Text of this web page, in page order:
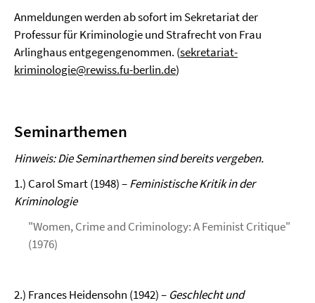
Anmeldungen werden ab sofort im Sekretariat der
Professur für Kriminologie und Strafrecht von Frau
Arlinghaus entgegengenommen. (sekretariat-
kriminologie@rewiss.fu-berlin.de)
Seminarthemen
Hinweis: Die Seminarthemen sind bereits vergeben.
1.) Carol Smart (1948) –Feministische Kritik in der
Kriminologie
"Women, Crime and Criminology: A Feminist Critique"
(1976)
2.) Frances Heidensohn (1942) – Geschlecht und